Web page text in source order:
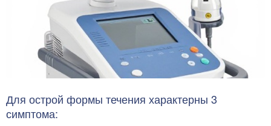
Для острой формы течения характерны 3
симптома: